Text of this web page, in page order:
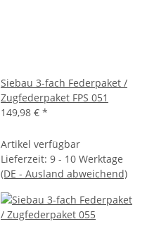
Siebau 3-fach Federpaket /
Zugfederpaket FPS 051
149,98 € *
Artikel verfügbar
Lieferzeit: 9 - 10 Werktage
(DE - Ausland abweichend)